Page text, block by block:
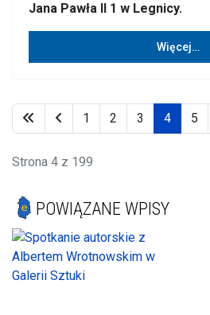
Jana Pawła II 1 w Legnicy.
Więcej…
1 2 3 4 5
Strona 4 z 199
POWIĄZANE WPISY